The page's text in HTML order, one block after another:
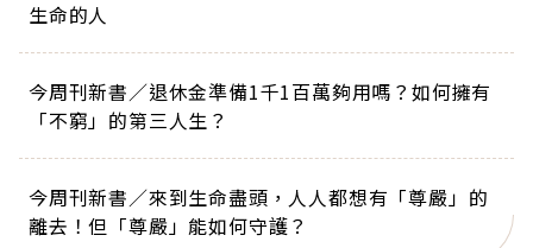
生命的人
今周刊新書／退休金準備1千1百萬夠用嗎？如何擁有
「不窮」的第三人生？
今周刊新書／來到生命盡頭，人人都想有「尊嚴」的
離去！但「尊嚴」能如何守護？